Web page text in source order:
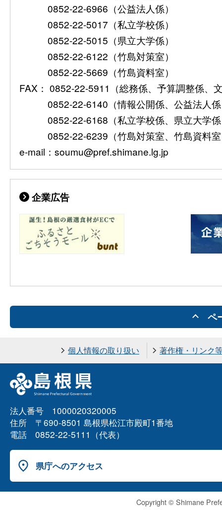
0852-22-6966（公益法人係）
0852-22-5017（私立学校係）
0852-22-5015（県立大学係）
0852-22-6122（竹島対策室）
0852-22-5669（竹島資料室）
FAX： 0852-22-5911（総務係、予算調整係、
0852-22-6140（情報公開係、公益法人
0852-22-6168（私立学校係、県立大学
0852-22-6239（竹島対策室、竹島資料
e-mail：soumu@pref.shimane.lg.jp
企業広告
ペ
個人情報の取り扱い 著作権・リンク
法人番号 1000020320005
住所 〒690-8501 島根県松江市殿町1番地
電話 0852-22-5111（代表）
県庁へのアクセス
Copyright © Shimane